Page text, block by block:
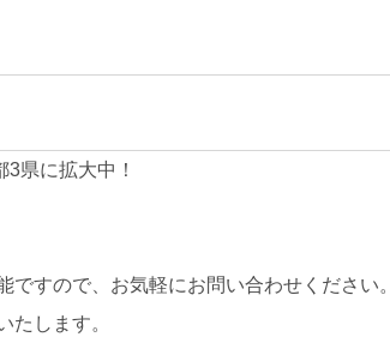
県に拡大中！
すので、お気軽にお問い合わせください。
します。